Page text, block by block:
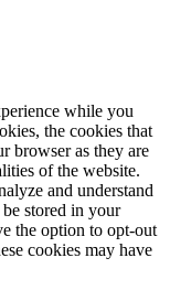
while you
the cookies that
browser as they are
of the website.
and understand
stored in your
the option to opt-out
cookies may have